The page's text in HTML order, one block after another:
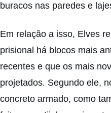
buracos nas paredes e
Em relação a isso, Elves
prisional há blocos mais
recentes e que os mais
projetados. Segundo ele,
concreto armado, como